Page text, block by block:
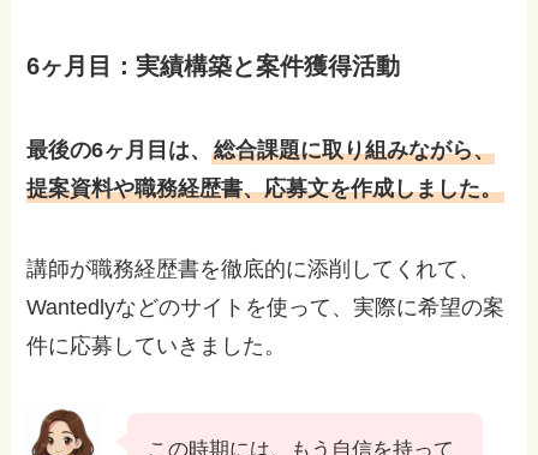
6ヶ月目：実績構築と案件獲得活動
最後の6ヶ月目は、総合課題に取り組みながら、
提案資料や職務経歴書、応募文を作成しました。
講師が職務経歴書を徹底的に添削してくれて、
Wantedlyなどのサイトを使って、実際に希望の案
件に応募していきました。
この時期には、もう自信を持って